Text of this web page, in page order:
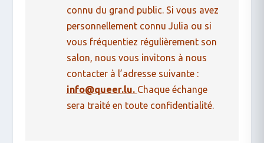
connu du grand public. Si vous avez
personnellement connu Julia ou si
vous fréquentiez régulièrement son
salon, nous vous invitons à nous
contacter à l’adresse suivante :
info@queer.lu. Chaque échange
sera traité en toute confidentialité.